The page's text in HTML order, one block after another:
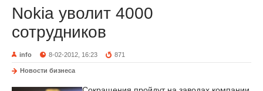
Nokia уволит 4000
сотрудников
info 8-02-2012, 16:23 871
Новости бизнеса